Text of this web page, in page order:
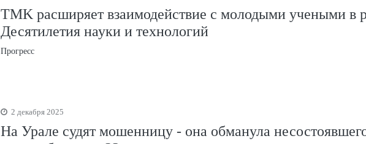
TMK расширяет взаимодействие с молодыми учеными в
Десятилетия науки и технологий
Прогресс
2 декабря 2025
На Урале судят мошенницу - она обманула